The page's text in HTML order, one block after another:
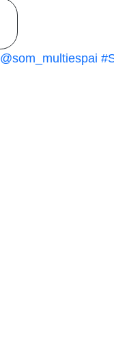
@som_multiespai